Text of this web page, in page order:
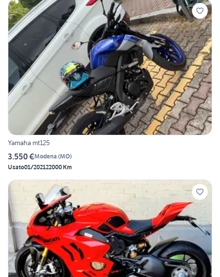
Yamaha mt125
3.550 €Modena (MO)
Usato01/202122000 Km